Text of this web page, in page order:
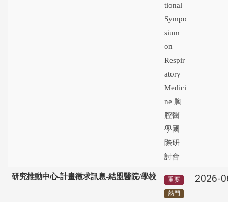
tional
Sympo
sium
on
Respir
atory
Medici
ne 胸
腔醫
學國
際研
討會
研究推動中心-計畫徵求訊息-結盟醫院/學校
重要
熱門
2026-